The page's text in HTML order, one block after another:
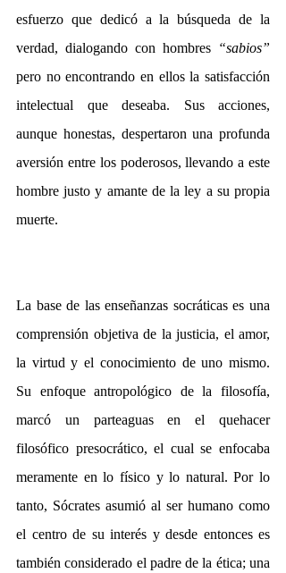
esfuerzo que dedicó a la búsqueda de la
verdad, dialogando con hombres “sabios”
pero no encontrando en ellos la satisfacción
intelectual que deseaba. Sus acciones,
aunque honestas, despertaron una profunda
aversión entre los poderosos, llevando a este
hombre justo y amante de la ley a su propia
muerte.
La base de las enseñanzas socráticas es una
comprensión objetiva de la justicia, el amor,
la virtud y el conocimiento de uno mismo.
Su enfoque antropológico de la filosofía,
marcó un parteaguas en el quehacer
filosófico presocrático, el cual se enfocaba
meramente en lo físico y lo natural. Por lo
tanto, Sócrates asumió al ser humano como
el centro de su interés y desde entonces es
también considerado el padre de la ética; una